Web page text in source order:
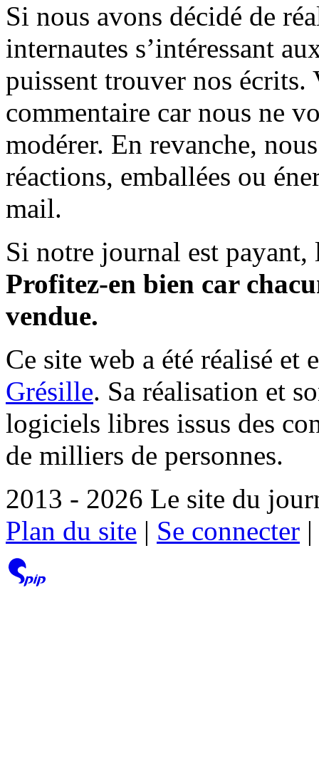
Si nous avons décidé de
internautes s’intéressant
puissent trouver nos écrits.
commentaire car nous ne
modérer. En revanche,
réactions, emballées ou
mail.
Si notre journal est payant,
Profitez-en bien car
vendue.
Ce site web a été réalisé et
Grésille. Sa réalisation et
logiciels libres issus des
de milliers de personnes.
2013 - 2026 Le site du
Plan du site | Se connecter |